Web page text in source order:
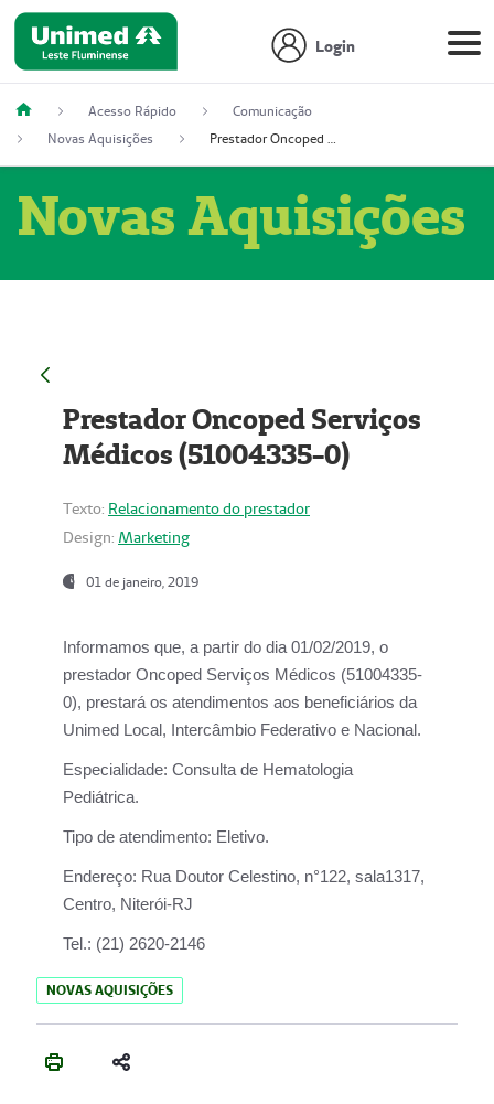
Login
Acesso Rápido
Comunicação
Novas Aquisições
Prestador Oncoped Serviços Médicos (51004335-0)
Novas Aquisições
Prestador Oncoped Serviços
Médicos (51004335-0)
Texto: Relacionamento do prestador
Design: Marketing
01 de janeiro, 2019
Informamos que, a partir do dia 01/02/2019, o
prestador Oncoped Serviços Médicos (51004335-
0), prestará os atendimentos aos beneficiários da
Unimed Local, Intercâmbio Federativo e Nacional.
Especialidade: Consulta de Hematologia
Pediátrica.
Tipo de atendimento: Eletivo.
Endereço: Rua Doutor Celestino, n°122, sala1317,
Centro, Niterói-RJ
Tel.: (21) 2620-2146
NOVAS AQUISIÇÕES